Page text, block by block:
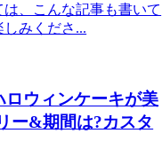
、こんな記事も書いて
みくださ...
ロウィンケーキが美
ー&期間は?カスタ